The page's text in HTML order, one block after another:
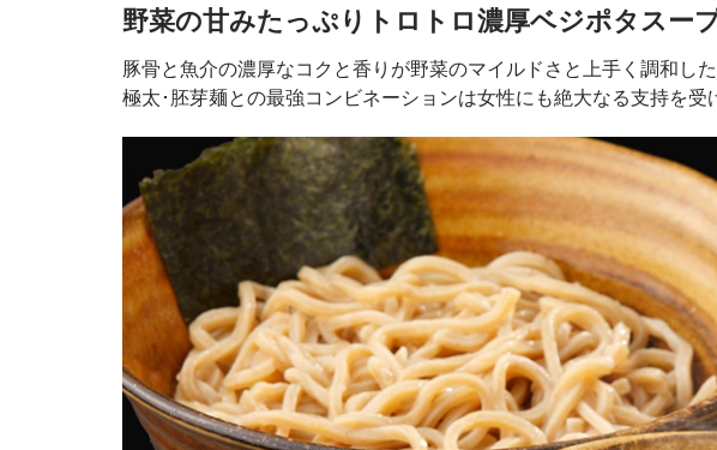
野菜の甘みたっぷりトロトロ濃厚ベジポタスー
豚骨と魚介の濃厚なコクと香りが野菜のマイルドさと上手く調和し
極太･胚芽麺との最強コンビネーションは女性にも絶大なる支持を受